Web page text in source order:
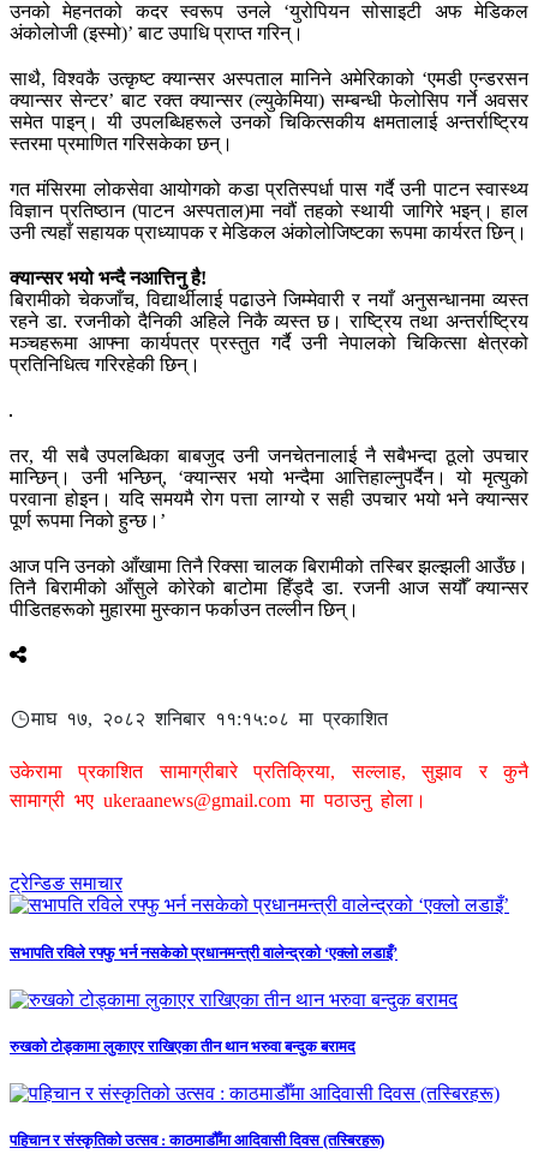
उनको मेहनतको कदर स्वरूप उनले ‘युरोपियन सोसाइटी अफ मेडिकल
अंकोलोजी (इस्मो)’ बाट उपाधि प्राप्त गरिन्।
साथै, विश्वकै उत्कृष्ट क्यान्सर अस्पताल मानिने अमेरिकाको ‘एमडी एन्डरसन
क्यान्सर सेन्टर’ बाट रक्त क्यान्सर (ल्युकेमिया) सम्बन्धी फेलोसिप गर्ने अवसर
समेत पाइन्। यी उपलब्धिहरूले उनको चिकित्सकीय क्षमतालाई अन्तर्राष्ट्रिय
स्तरमा प्रमाणित गरिसकेका छन्।
गत मंसिरमा लोकसेवा आयोगको कडा प्रतिस्पर्धा पास गर्दै उनी पाटन स्वास्थ्य
विज्ञान प्रतिष्ठान (पाटन अस्पताल)मा नवौं तहको स्थायी जागिरे भइन्। हाल
उनी त्यहाँ सहायक प्राध्यापक र मेडिकल अंकोलोजिष्टका रूपमा कार्यरत छिन्।
क्यान्सर भयो भन्दै नआत्तिनु है!
बिरामीको चेकजाँच, विद्यार्थीलाई पढाउने जिम्मेवारी र नयाँ अनुसन्धानमा व्यस्त
रहने डा. रजनीको दैनिकी अहिले निकै व्यस्त छ। राष्ट्रिय तथा अन्तर्राष्ट्रिय
मञ्चहरूमा आफ्ना कार्यपत्र प्रस्तुत गर्दै उनी नेपालको चिकित्सा क्षेत्रको
प्रतिनिधित्व गरिरहेकी छिन्।
तर, यी सबै उपलब्धिका बाबजुद उनी जनचेतनालाई नै सबैभन्दा ठूलो उपचार
मान्छिन्। उनी भन्छिन्, ‘क्यान्सर भयो भन्दैमा आत्तिहाल्नुपर्दैन। यो मृत्युको
परवाना होइन। यदि समयमै रोग पत्ता लाग्यो र सही उपचार भयो भने क्यान्सर
पूर्ण रूपमा निको हुन्छ।’
आज पनि उनको आँखामा तिनै रिक्सा चालक बिरामीको तस्बिर झल्झली आउँछ।
तिनै बिरामीको आँसुले कोरेको बाटोमा हिँड्दै डा. रजनी आज सयौँ क्यान्सर
पीडितहरूको मुहारमा मुस्कान फर्काउन तल्लीन छिन्।
माघ १७, २०८२ शनिबार ११:१५:०८ मा प्रकाशित
उकेरामा प्रकाशित सामाग्रीबारे प्रतिक्रिया, सल्लाह, सुझाव र कुनै
सामाग्री भए ukeraanews@gmail.com मा पठाउनु होला।
ट्रेन्डिङ समाचार
सभापति रविले रफ्फु भर्न नसकेको प्रधानमन्त्री वालेन्द्रको ‘एक्लो लडाइँ’
रुखको टोड्कामा लुकाएर राखिएका तीन थान भरुवा बन्दुक बरामद
पहिचान र संस्कृतिको उत्सव : काठमाडौँमा आदिवासी दिवस (तस्बिरहरू)